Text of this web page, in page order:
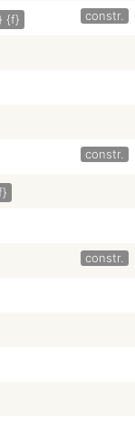
{f} constr.
constr.
constr.